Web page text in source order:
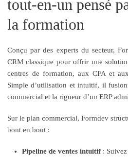
tout-en-un pensé
la formation
Conçu par des experts du secteur,
CRM classique pour offrir une
centres de formation, aux CFA et
Simple d’utilisation et intuitif, il
commercial et la rigueur d’un ERP
Sur le plan commercial, Formdev
bout en bout :
Pipeline de ventes intuitif :